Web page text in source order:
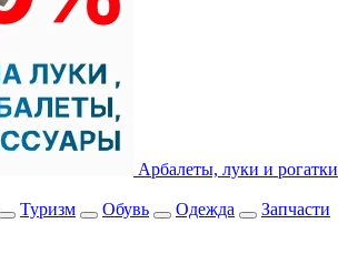
Арбалеты, луки и рогатки
Туризм Обувь Одежда Запчасти